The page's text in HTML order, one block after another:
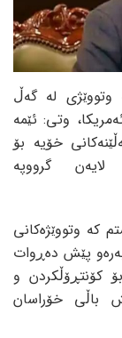
لە گەڵ
وتی: ئێمە
خۆیە بۆ
لایەن گرووپە
کە وتووێژەکانی
بەرەو پێش دەڕوات
کۆنتڕۆڵکردن و
باڵی خۆراسان